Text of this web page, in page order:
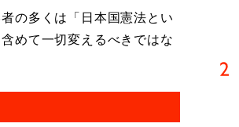
の多くは「日本国憲法とい
めて一切変えるべきではな